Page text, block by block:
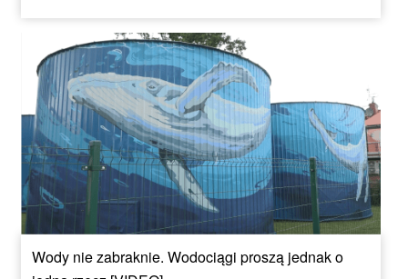
Wody nie zabraknie. Wodociągi proszą jednak o